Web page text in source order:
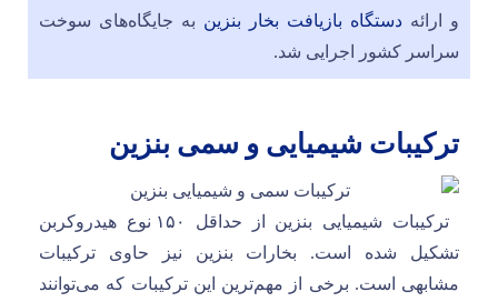
و ارائه دستگاه بازیافت بخار بنزین به جایگاه‌های سوخت
سراسر کشور اجرایی شد.
ترکیبات شیمیایی و سمی بنزین
ترکیبات شیمیایی بنزین از حداقل ۱۵۰ نوع هیدروکربن
تشکیل شده است. بخارات بنزین نیز حاوی ترکیبات
مشابهی است. برخی از مهم‌ترین این ترکیبات که می‌توانند